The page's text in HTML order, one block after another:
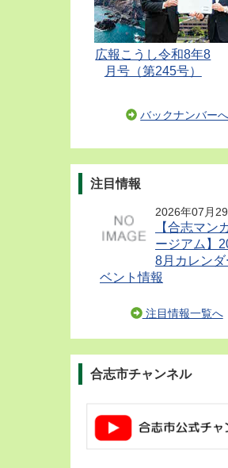
広報こうし令和8年8
月号（第245号）
バックナンバーへ
注目情報
2026年07月
【合志マン
ージアム】
8月カレンダ
ベント情報
注目情報一覧へ
合志市チャンネル